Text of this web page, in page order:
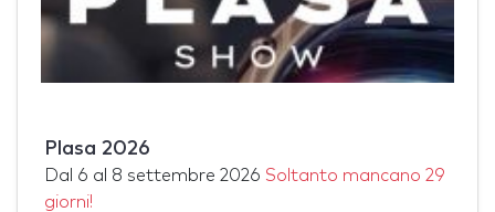
Plasa 2026
Dal 6 al 8 settembre 2026 Soltanto mancano 29
giorni!